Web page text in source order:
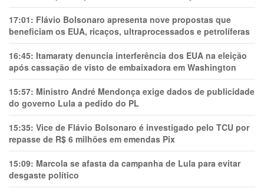
17:01: Flávio Bolsonaro apresenta nove propostas que
beneficiam os EUA, ricaços, ultraprocessados e petrolíferas
16:45: Itamaraty denuncia interferência dos EUA na eleição
após cassação de visto de embaixadora em Washington
15:57: Ministro André Mendonça exige dados de publicidade
do governo Lula a pedido do PL
15:35: Vice de Flávio Bolsonaro é investigado pelo TCU por
repasse de R$ 6 milhões em emendas Pix
15:09: Marcola se afasta da campanha de Lula para evitar
desgaste político